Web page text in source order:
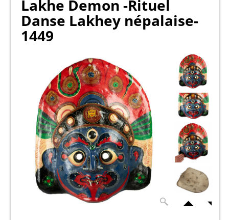
Lakhe Demon -Rituel
Danse Lakhey népalaise-
1449